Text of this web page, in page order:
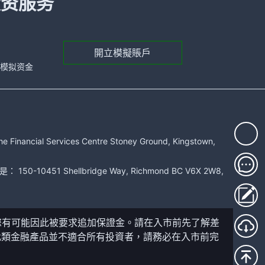
拟资金
開立模擬賬戶
Financial Services Centre Stoney Ground, Kingstown,
： 150-10451 Shellbridge Way, Richmond BC V6X 2W8,
可能因此被要求追加保證金。請在入市前先了解差
金融產品並不適合所有投資者，請務必在入市前完